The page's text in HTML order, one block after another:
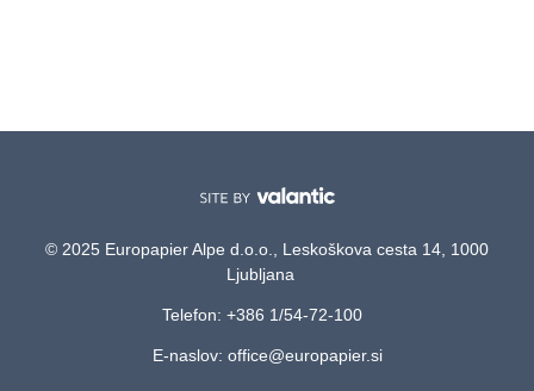
© 2025 Europapier Alpe d.o.o., Leskoškova cesta 14, 1000
Ljubljana
Telefon: +386 1/54-72-100
E-naslov: office@europapier.si